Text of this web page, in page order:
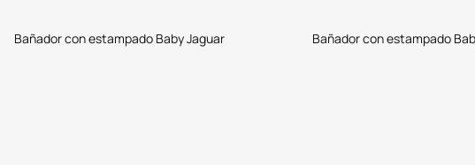
Bañador con estampado Baby Jaguar Bañador con estampado